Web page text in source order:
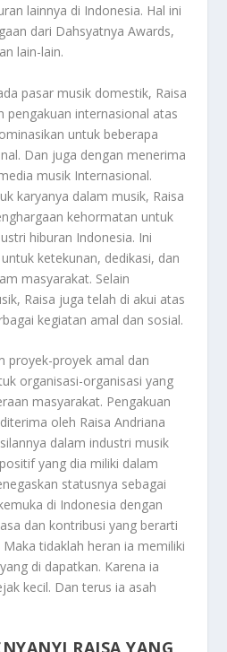
lainnya di Indonesia. Hal ini
dari Dahsyatnya Awards,
lain-lain.
pasar musik domestik, Raisa
pengakuan internasional atas
untuk beberapa
Dan juga dengan menerima
musik Internasional.
karyanya dalam musik, Raisa
kehormatan untuk
hiburan Indonesia. Ini
ketekunan, dedikasi, dan
masyarakat. Selain
Raisa juga telah di akui atas
kegiatan amal dan sosial.
proyek-proyek amal dan
organisasi-organisasi yang
masyarakat. Pengakuan
oleh Raisa Andriana
dalam industri musik
yang dia miliki dalam
statusnya sebagai
di Indonesia dengan
dan kontribusi yang berarti
tidaklah heran ia memiliki
di dapatkan. Karena ia
kecil. Dan terus ia asah